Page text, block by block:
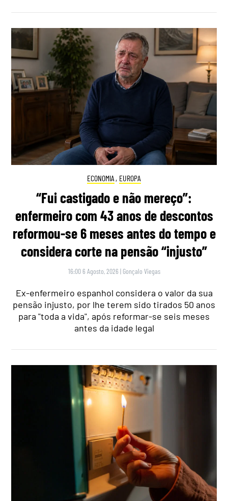
ECONOMIA , EUROPA
“Fui castigado e não mereço”:
enfermeiro com 43 anos de descontos
reformou-se 6 meses antes do tempo e
considera corte na pensão “injusto”
16:00 6 Agosto, 2026 | Gonçalo Viegas
Ex-enfermeiro espanhol considera o valor da sua
pensão injusto, por lhe terem sido tirados 50 anos
para "toda a vida", após reformar-se seis meses
antes da idade legal